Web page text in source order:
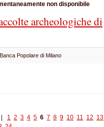
non disponibile
archeologiche di
Banca Popolare di Milano
1 2 3 4 5 6 7 8 9 10 11 12 13